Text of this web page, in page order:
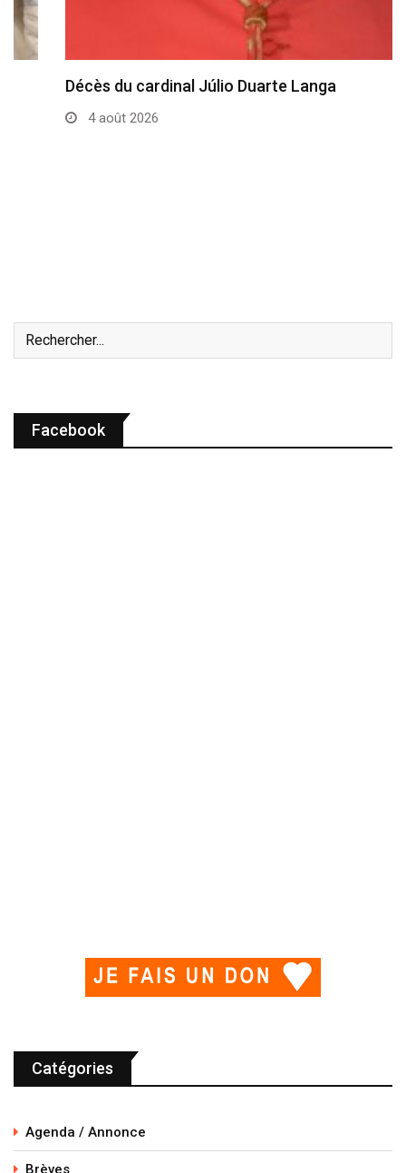
Décès du cardinal Júlio Duarte Langa
4 août 2026
Facebook
Catégories
Agenda / Annonce
Brèves